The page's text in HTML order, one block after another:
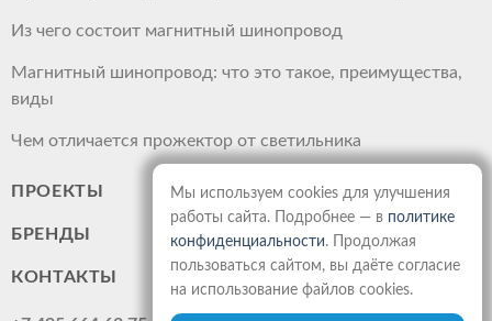
Из чего состоит магнитный шинопровод
Магнитный шинопровод: что это такое, преимущества,
виды
Чем отличается прожектор от светильника
ПРОЕКТЫ
БРЕНДЫ
КОНТАКТЫ
Мы используем cookies для улучшения
работы сайта. Подробнее — в политике
конфиденциальности. Продолжая
пользоваться сайтом, вы даёте согласие
на использование файлов cookies.